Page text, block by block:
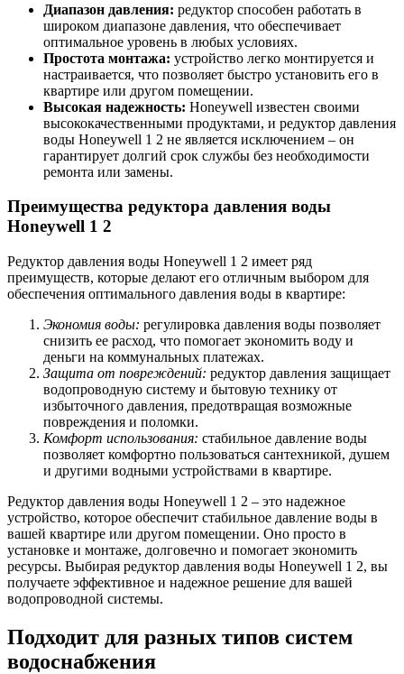
Диапазон давления: редуктор способен работать в
широком диапазоне давления, что обеспечивает
оптимальное уровень в любых условиях.
Простота монтажа: устройство легко монтируется и
настраивается, что позволяет быстро установить его в
квартире или другом помещении.
Высокая надежность: Honeywell известен своими
высококачественными продуктами, и редуктор давления
воды Honeywell 1 2 не является исключением – он
гарантирует долгий срок службы без необходимости
ремонта или замены.
Преимущества редуктора давления воды
Honeywell 1 2
Редуктор давления воды Honeywell 1 2 имеет ряд
преимуществ, которые делают его отличным выбором для
обеспечения оптимального давления воды в квартире:
Экономия воды: регулировка давления воды позволяет
снизить ее расход, что помогает экономить воду и
деньги на коммунальных платежах.
Защита от повреждений: редуктор давления защищает
водопроводную систему и бытовую технику от
избыточного давления, предотвращая возможные
повреждения и поломки.
Комфорт использования: стабильное давление воды
позволяет комфортно пользоваться сантехникой, душем
и другими водными устройствами в квартире.
Редуктор давления воды Honeywell 1 2 – это надежное
устройство, которое обеспечит стабильное давление воды в
вашей квартире или другом помещении. Оно просто в
установке и монтаже, долговечно и помогает экономить
ресурсы. Выбирая редуктор давления воды Honeywell 1 2, вы
получаете эффективное и надежное решение для вашей
водопроводной системы.
Подходит для разных типов систем
водоснабжения